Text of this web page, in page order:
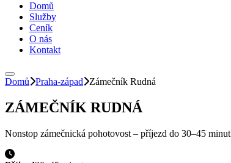
Domů
Služby
Ceník
O nás
Kontakt
Domů Praha-západ Zámečník Rudná
ZÁMEČNÍK RUDNÁ
Nonstop zámečnická pohotovost – příjezd do 30–45 minut